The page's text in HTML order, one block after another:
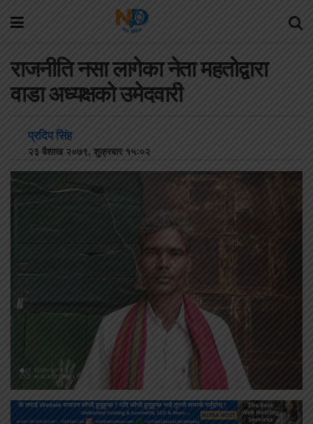
राजनीति नसा लागेका नेता महतोद्वारा
वाडा अध्यक्षको उमेदवारी
प्रदिप सिंह
२३ बैशाख २०७९, शुक्रबार १५:०२